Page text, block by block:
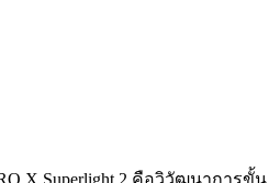
X Superlight 2 คือวิวัฒนาการขั้น